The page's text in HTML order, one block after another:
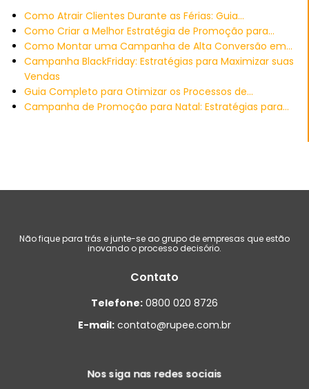
Como Atrair Clientes Durante as Férias: Guia…
Como Criar a Melhor Estratégia de Promoção para…
Como Montar uma Campanha de Alta Conversão em…
Campanha BlackFriday: Estratégias para Maximizar suas
Vendas
Guia Completo para Otimizar os Processos de…
Campanha de Promoção para Natal: Estratégias para…
Não fique para trás e junte-se ao grupo de empresas que estão
inovando o processo decisório.
Contato
Telefone: 0800 020 8726
E-mail: contato@rupee.com.br
Nos siga nas redes sociais